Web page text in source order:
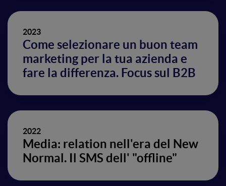
2023
Come selezionare un buon team
marketing per la tua azienda e
fare la differenza. Focus sul B2B
2022
Media: relation nell'era del New
Normal. Il SMS dell' "offline"